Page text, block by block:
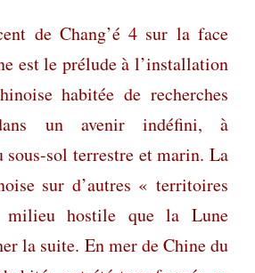
de Chang’é 4 sur la face
est le prélude à l’installation
habitée de recherches
un avenir indéfini, à
sous-sol terrestre et marin. La
sur d’autres « territoires
hostile que la Lune
la suite. En mer de Chine du